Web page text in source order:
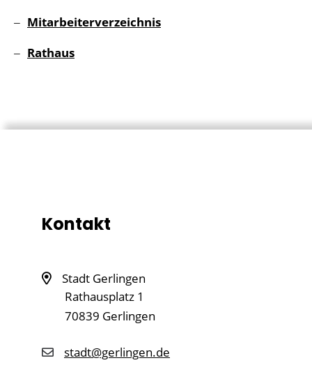
Mitarbeiterverzeichnis
Rathaus
Kontakt
Stadt Gerlingen
Rathausplatz 1
70839 Gerlingen
stadt@gerlingen.de